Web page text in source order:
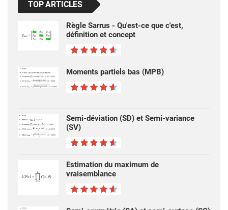
TOP ARTICLES
Règle Sarrus - Qu'est-ce que c'est,
définition et concept
Moments partiels bas (MPB)
Semi-déviation (SD) et Semi-variance
(SV)
Estimation du maximum de
vraisemblance